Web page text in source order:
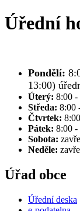
Úřední
Pondělí:
13:00)
Úterý: 8:00 -
Středa: 8:00
Čtvrtek:
Pátek: 8:00 -
Sobota:
Neděle:
Úřad obce
Úřední deska